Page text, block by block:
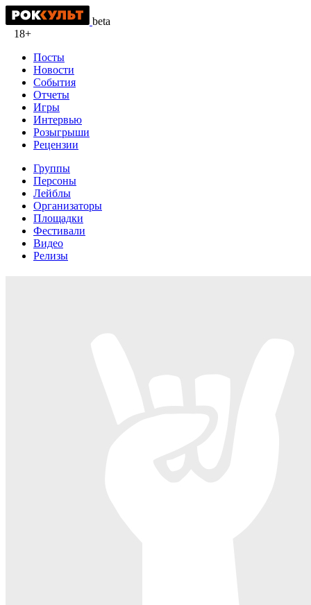
beta
18+
Посты
Новости
События
Отчеты
Игры
Интервью
Розыгрыши
Рецензии
Группы
Персоны
Лейблы
Организаторы
Площадки
Фестивали
Видео
Релизы